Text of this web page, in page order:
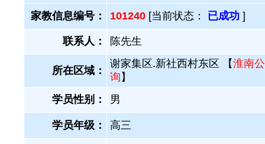
家教信息编号：
101240 [当前状态： 已成功 ]
联系人： 陈先生
所在区域：
谢家集区.新社西村东区 【淮南
询 】
学员性别：
男
学员年级： 高三